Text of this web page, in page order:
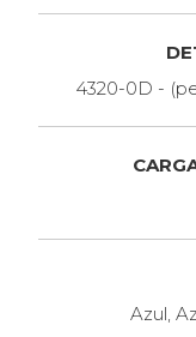
4320-0D -
Azul,